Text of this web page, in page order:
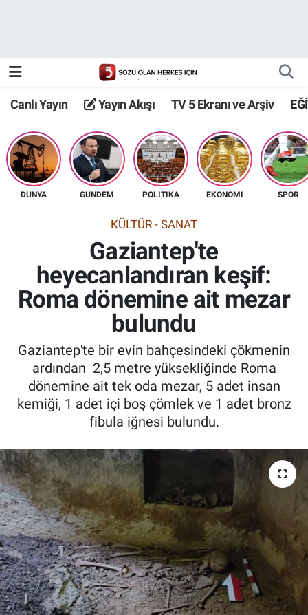
Canlı Yayın Yayın Akışı TV 5 Ekranı ve Arşiv
DÜNYA GÜNDEM POLİTİKA EKONOMİ SPOR
KÜLTÜR - SANAT
Gaziantep'te
heyecanlandıran keşif:
Roma dönemine ait mezar
bulundu
Gaziantep'te bir evin bahçesindeki çökmenin
ardından 2,5 metre yüksekliğinde Roma
dönemine ait tek oda mezar, 5 adet insan
kemiği, 1 adet içi boş çömlek ve 1 adet bronz
fibula iğnesi bulundu.
TV 5 Ekranı ve Arşiv